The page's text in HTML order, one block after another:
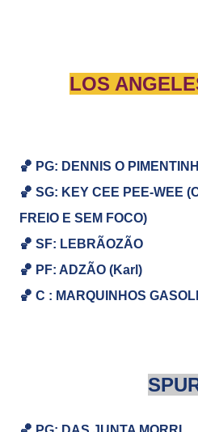
LOS
🏀 PG: DENNIS O
🏀 SG: KEY CEE PEE-WEE
FREIO E SEM FOCO)
🏀 SF: LEBRÃOZÃO
🏀 PF: ADZÃO (Karl)
🏀 C : MARQUINHOS